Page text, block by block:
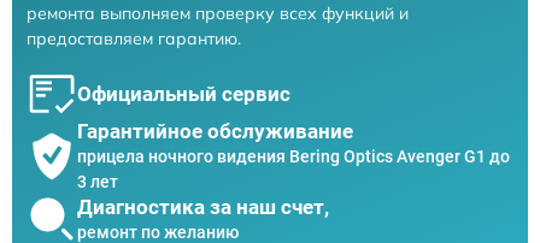
ремонта выполняем проверку всех функций и
предоставляем гарантию.
Официальный сервис
Гарантийное обслуживание
прицела ночного видения Bering Optics Avenger G1 до
3 лет
Диагностика за наш счет,
ремонт по желанию